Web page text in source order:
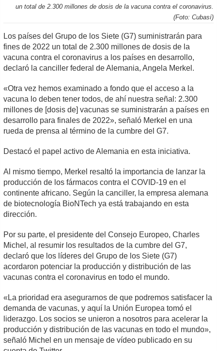
un total de 2.300 millones de dosis de la vacuna contra el coronavirus.
(Foto: Cubasí)
Los países del Grupo de los Siete (G7) suministrarán para
fines de 2022 un total de 2.300 millones de dosis de la
vacuna contra el coronavirus a los países en desarrollo,
declaró la canciller federal de Alemania, Angela Merkel.
«Otra vez hemos examinado a fondo que el acceso a la
vacuna lo deben tener todos, de ahí nuestra señal: 2.300
millones de [dosis de] vacunas se suministrarán a países en
desarrollo para finales de 2022», señaló Merkel en una
rueda de prensa al término de la cumbre del G7.
Destacó el papel activo de Alemania en esta iniciativa.
Al mismo tiempo, Merkel resaltó la importancia de lanzar la
producción de los fármacos contra el COVID-19 en el
continente africano. Según la canciller, la empresa alemana
de biotecnología BioNTech ya está trabajando en esta
dirección.
Por su parte, el presidente del Consejo Europeo, Charles
Michel, al resumir los resultados de la cumbre del G7,
declaró que los líderes del Grupo de los Siete (G7)
acordaron potenciar la producción y distribución de las
vacunas contra el coronavirus en todo el mundo.
«La prioridad era asegurarnos de que podremos satisfacer la
demanda de vacunas, y aquí la Unión Europea tomó el
liderazgo. Los socios se unieron a nosotros para acelerar la
producción y distribución de las vacunas en todo el mundo»,
señaló Michel en un mensaje de vídeo publicado en su